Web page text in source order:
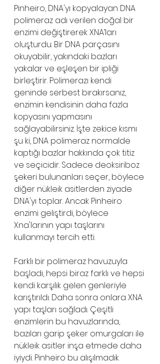
Pinheiro, DNA'yı kopyalayan DNA
polimeraz adı verilen doğal bir
enzimi değiştirerek XNA’ları
oluşturdu. Bir DNA parçasını
okuyabilir, yakındaki bazları
yakalar ve eşleşen bir ipliği
birleştirir. Polimerazı kendi
geninde serbest bırakırsanız,
enzimin kendisinin daha fazla
kopyasını yapmasını
sağlayabilirsiniz. İşte zekice kısmı
şu ki, DNA polimeraz normalde
kaptığı bazlar hakkında çok titiz
ve seçicidir. Sadece deoksiriboz
şekeri bulunanları seçer, böylece
diğer nükleik asitlerden ziyade
DNA'yı toplar. Ancak Pinheiro
enzimi geliştirdi, böylece
Xna'larının yapı taşlarını
kullanmayı tercih etti.
Farklı bir polimeraz havuzuyla
başladı, hepsi biraz farklı ve hepsi
kendi karşılık gelen genleriyle
karıştırıldı. Daha sonra onlara XNA
yapı taşları sağladı. Çeşitli
enzimlerin bu havuzlarında,
bazıları garip şeker omurgaları ile
nükleik asitler inşa etmede daha
iyiydi. Pinheiro bu alışılmadık